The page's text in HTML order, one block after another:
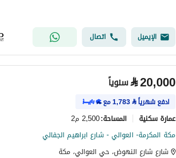
الإيميل اتصال
⃁20,000 سنوياً
ادفع شهرياً⃁
1,783مع
عمارة سكنية المساحة:2,500 م2
مكة المكرمة- العوالي - شارع ابراهيم الجفالي
شارع شارع النهوض، حي العوالي، مكة